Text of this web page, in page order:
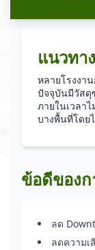
แนวทา
หลายโรงงา
ปัจจุบันมีวัสดุ
ภายในเวลา
บางพื้นที่โดย
ข้อดีของ
ลด
ลดความเ